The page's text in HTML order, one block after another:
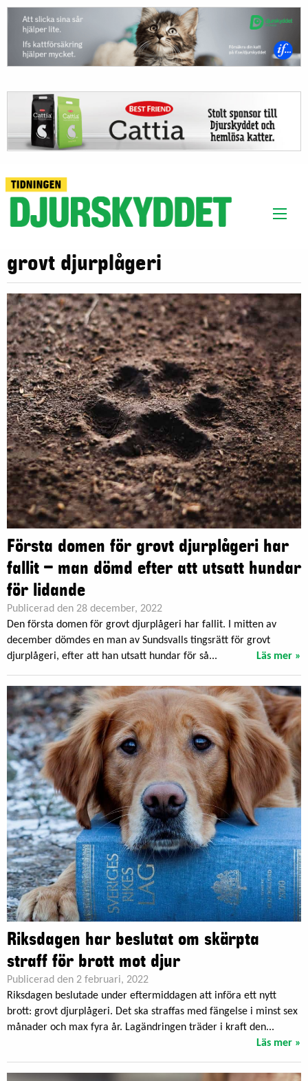
grovt djurplågeri
Första domen för grovt djurplågeri har
fallit – man dömd efter att utsatt hundar
för lidande
Publicerad den 28 december, 2022
Den första domen för grovt djurplågeri har fallit. I mitten av
december dömdes en man av Sundsvalls tingsrätt för grovt
djurplågeri, efter att han utsatt hundar för så...
Läs mer »
Riksdagen har beslutat om skärpta
straff för brott mot djur
Publicerad den 2 februari, 2022
Riksdagen beslutade under eftermiddagen att införa ett nytt
brott: grovt djurplågeri. Det ska straffas med fängelse i minst sex
månader och max fyra år. Lagändringen träder i kraft den...
Läs mer »